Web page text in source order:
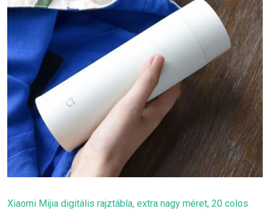
Xiaomi Mijia digitális rajztábla, extra nagy méret, 20 colos